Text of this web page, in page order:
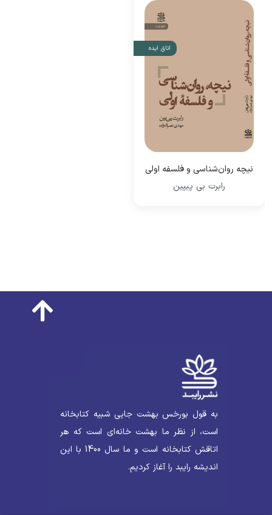
اتاق ایده
نیچه روان‌شناسی و فلسفه اولی
رابرت بی پیپین
به قول بورخس بهشت جایی شبیه کتابخانه
است، از نظر ما بهشت خانه‌ای است که هر
اتاقش کتابخانه است و ما سال 1400 با این
اندیشه رایبد را آغاز کردیم.